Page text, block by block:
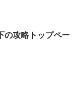
の攻略トップペー